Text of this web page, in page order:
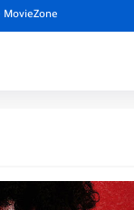
MovieZone